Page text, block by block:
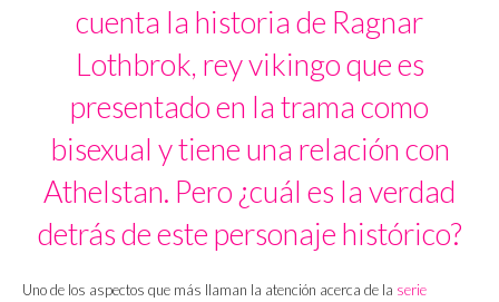
cuenta la historia de Ragnar
Lothbrok, rey vikingo que es
presentado en la trama como
bisexual y tiene una relación con
Athelstan. Pero ¿cuál es la verdad
detrás de este personaje histórico?
Uno de los aspectos que más llaman la atención acerca de la serie